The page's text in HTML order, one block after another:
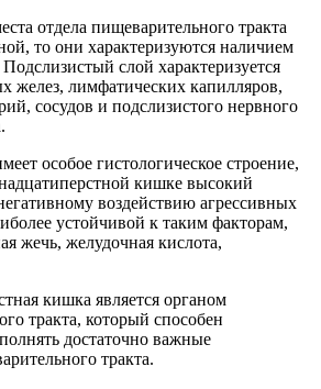
отдела пищеварительного тракта
то они характеризуются наличием
слой характеризуется
желез, лимфатических капилляров,
сосудов и подслизистого нервного
особое гистологическое строение,
кишке высокий
воздействию агрессивных
устойчивой к таким факторам,
жечь, желудочная кислота,
кишка является органом
тракта, который способен
достаточно важные
тракта.